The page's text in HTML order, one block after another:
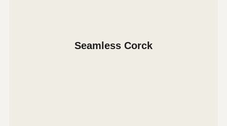
Seamless Corck